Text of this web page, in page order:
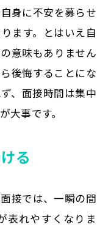
身に不安を募らせ
ます。とはいえ自
意味もありません
後悔することにな
、面接時間は集中
大事です。
る
接では、一瞬の間
表れやすくなりま